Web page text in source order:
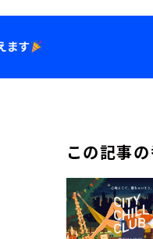
この記事